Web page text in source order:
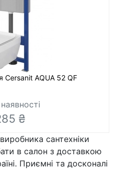
Cersanit AQUA 52 QF
₴
сантехніки
в салон з доставкою
Приємні та досконалі